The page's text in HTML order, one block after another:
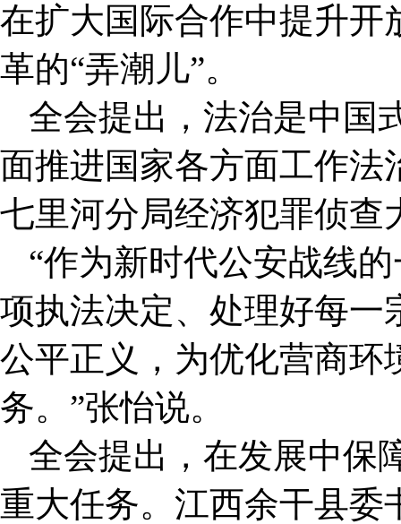
在扩大国际合作中提升开
革的“弄潮儿”。
全会提出，法治是中国
面推进国家各方面工作法
七里河分局经济犯罪侦查
“作为新时代公安战线
项执法决定、处理好每一
公平正义，为优化营商环
务。”张怡说。
全会提出，在发展中保
重大任务。江西余干县委